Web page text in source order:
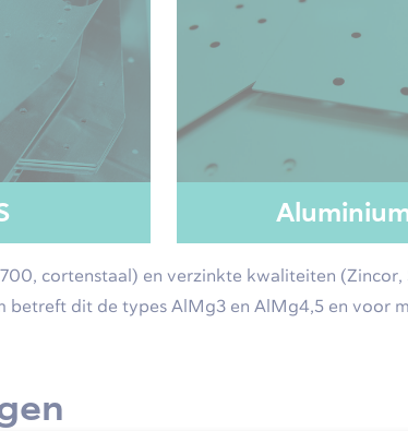
cortenstaal) en verzinkte kwaliteiten (Zincor,
dit de types AlMg3 en AlMg4,5 en voor